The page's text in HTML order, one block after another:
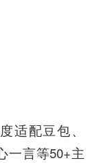
适配豆包、
一言等50+主